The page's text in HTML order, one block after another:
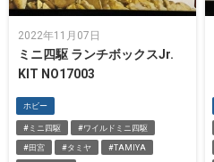
2022年11月07日
ミニ四駆 ランチボックスJr.
KIT NO17003
ホビー
#ミニ四駆 #ワイルドミニ四駆
#田宮 #タミヤ #TAMIYA